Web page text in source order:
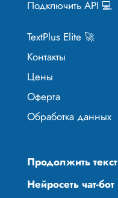
Подключить API 💻
TextPlus Elite 🚀
Контакты
Цены
Оферта
Обработка данных
Продолжить текст
Нейросеть чат-бот